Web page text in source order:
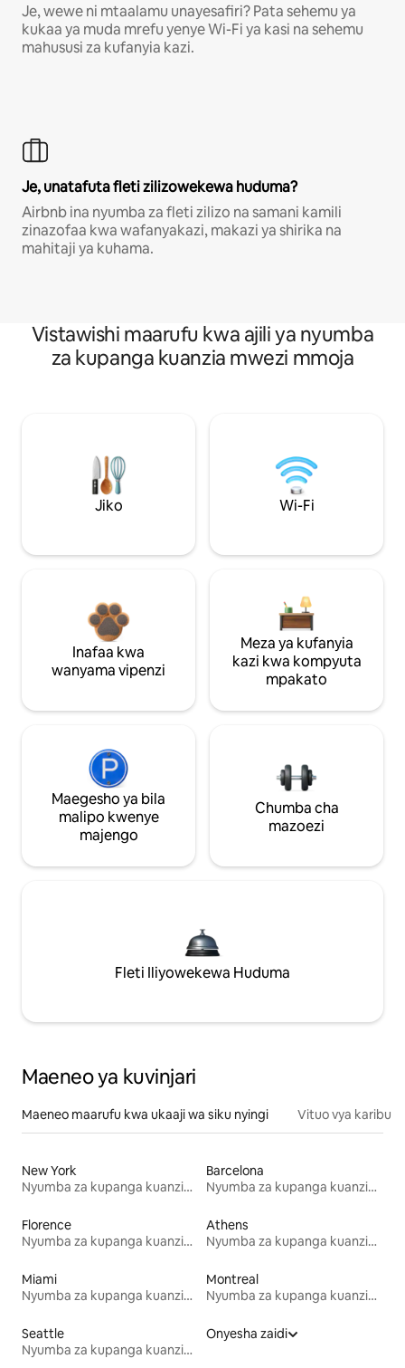
Je, wewe ni mtaalamu unayesafiri? Pata sehemu ya
kukaa ya muda mrefu yenye Wi-Fi ya kasi na sehemu
mahususi za kufanyia kazi.
Je, unatafuta fleti zilizowekewa huduma?
Airbnb ina nyumba za fleti zilizo na samani kamili
zinazofaa kwa wafanyakazi, makazi ya shirika na
mahitaji ya kuhama.
Vistawishi maarufu kwa ajili ya nyumba
za kupanga kuanzia mwezi mmoja
Jiko Wi-Fi
Inafaa kwa
wanyama vipenzi
Meza ya kufanyia
kazi kwa kompyuta
mpakato
Maegesho ya bila
malipo kwenye
majengo
Chumba cha
mazoezi
Fleti Iliyowekewa Huduma
Maeneo ya kuvinjari
Maeneo maarufu kwa ukaaji wa siku nyingi Vituo vya karibu
New York
Nyumba za kupanga kuanzia mwezi mmoja
Barcelona
Nyumba za kupanga kuanzia mwezi mmoja
Florence
Nyumba za kupanga kuanzia mwezi mmoja
Athens
Nyumba za kupanga kuanzia mwezi mmoja
Miami
Nyumba za kupanga kuanzia mwezi mmoja
Montreal
Nyumba za kupanga kuanzia mwezi mmoja
Seattle
Nyumba za kupanga kuanzia mwezi mmoja
Onyesha zaidi